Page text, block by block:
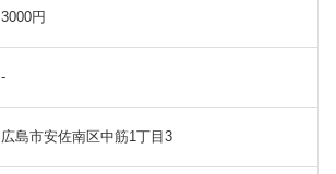
3000円
-
広島市安佐南区中筋1丁目3